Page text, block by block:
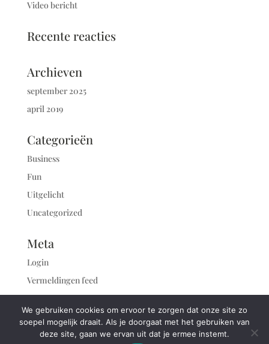
Video bericht
Recente reacties
Archieven
september 2025
april 2019
Categorieën
Business
Fun
Uitgelicht
Uncategorized
Meta
Login
Vermeldingen feed
Reacties feed
WordPress.org
We gebruiken cookies om ervoor te zorgen dat onze site zo
soepel mogelijk draait. Als je doorgaat met het gebruiken van
deze site, gaan we ervan uit dat je ermee instemt.